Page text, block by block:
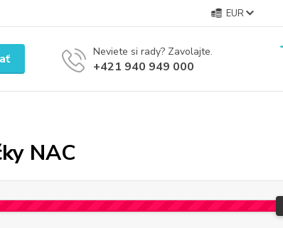
EUR
Neviete si rady? Zavolajte.
+421 940 949 000
NAC